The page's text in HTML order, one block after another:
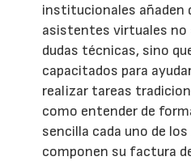
institucionales añaden
asistentes virtuales no
dudas técnicas, sino
capacitados para
realizar tareas
como entender de
sencilla cada uno de
componen su factura